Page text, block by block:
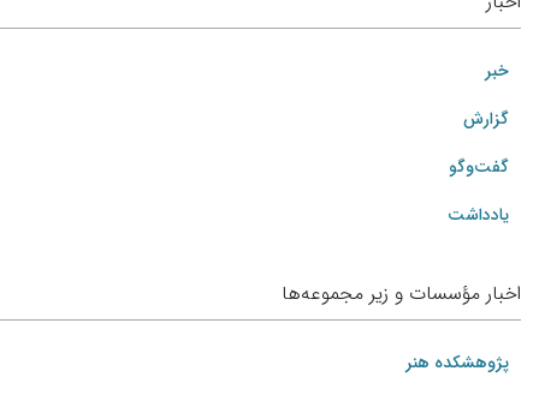
خبر
گزارش
گفت‌وگو
یادداشت
اخبار مؤسسات و زیر مجموعه‌ها
پژوهشکده هنر